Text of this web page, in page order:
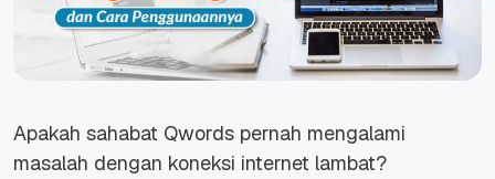
Apakah sahabat Qwords pernah mengalami
masalah dengan koneksi internet lambat?